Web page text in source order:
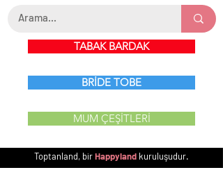
TABAK BARDAK
BRİDE TOBE
MUM ÇEŞİTLERİ
Toptanland, birHappyland kuruluşudur.